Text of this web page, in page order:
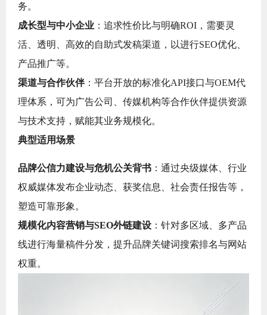
务。
成长型与中小企业 ：追求性价比与明确ROI，需要灵
活、透明、高效的自助式发稿渠道，以进行SEO优化、
产品推广等。
渠道与合作伙伴：平台开放的标准化API接口与OEM代
理体系，可为广告公司、传媒机构等合作伙伴提供资源
与技术支持，赋能其业务规模化。
典型适用场景
品牌公信力建设与危机公关背书 ：通过央级媒体、行业
权威媒体发布企业动态、获奖信息、社会责任报告等，
塑造可靠形象。
规模化内容营销与SEO外链建设 ：针对多区域、多产品
线进行海量稿件分发，提升品牌关键词搜索排名与网站
权重。